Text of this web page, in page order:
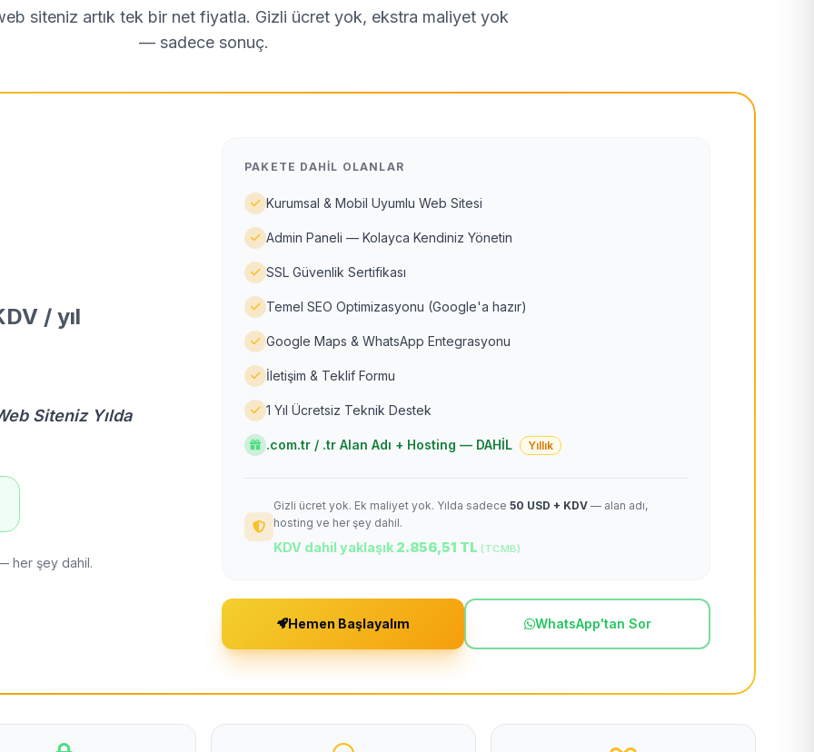
siteniz artık tek bir net fiyatla. Gizli ücret yok, ekstra maliyet yok
— sadece sonuç.
/ yıl
Siteniz Yılda
her şey dahil.
PAKETE DAHIL OLANLAR
Kurumsal & Mobil Uyumlu Web Sitesi
Admin Paneli — Kolayca Kendiniz Yönetin
SSL Güvenlik Sertifikası
Temel SEO Optimizasyonu (Google'a hazır)
Google Maps & WhatsApp Entegrasyonu
İletişim & Teklif Formu
1 Yıl Ücretsiz Teknik Destek
.com.tr / .tr Alan Adı + Hosting — DAHİL Yıllık
Gizli ücret yok. Ek maliyet yok. Yılda sadece 50 USD + KDV — alan adı,
hosting ve her şey dahil.
KDV dahil yaklaşık 2.856,51 TL (TCMB)
Hemen Başlayalım WhatsApp'tan Sor